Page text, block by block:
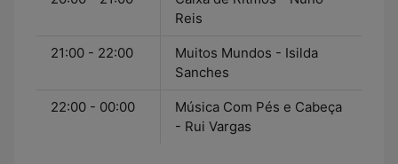
Reis
21:00 - 22:00
Muitos Mundos - Isilda
Sanches
22:00 - 00:00
Música Com Pés e Cabeça
- Rui Vargas